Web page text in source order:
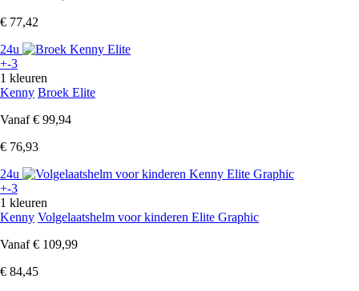
€ 77,42
24u
+-3
1 kleuren
Kenny Broek Elite
Vanaf € 99,94
€ 76,93
24u
+-3
1 kleuren
Kenny Volgelaatshelm voor kinderen Elite Graphic
Vanaf € 109,99
€ 84,45